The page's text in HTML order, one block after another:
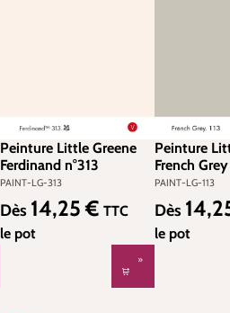
Peinture Little Greene
Ferdinand n°313
PAINT-LG-313
Prix régulier :
Dès 14,25 € TTC
le pot
Peinture
French Grey
PAINT-LG-113
Prix
Dès
le pot